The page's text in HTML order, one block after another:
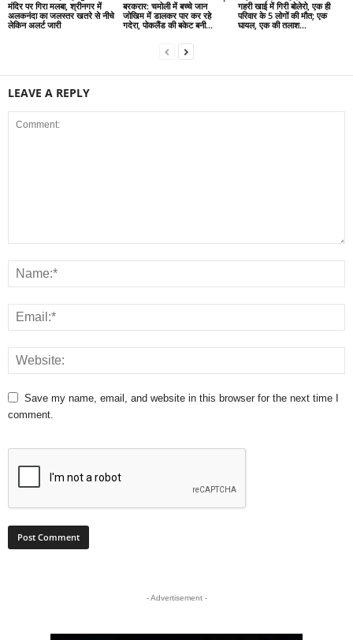
मंदिर पर गिरा मलबा, श्रीनगर में
अलकनंदा का जलस्तर खतरे से नीचे
लेकिन अलर्ट जारी
बरकरार: चमोली में बच्चे जान
जोखिम में डालकर पार कर रहे
गदेरा, पोकलैंड की बकेट बनी...
गहरी खाई में गिरी बोलेरो, एक ही
परिवार के 5 लोगों की मौत; एक
घायल, एक की तलाश...
LEAVE A REPLY
Save my name, email, and website in this browser for the next time I
comment.
- Advertisement -